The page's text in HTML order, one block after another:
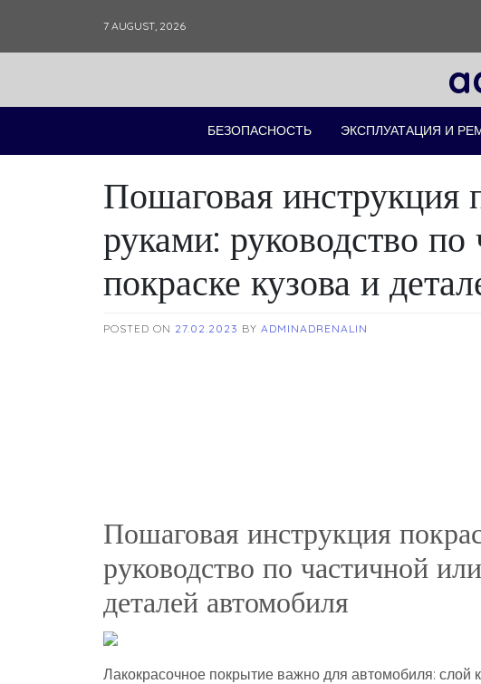
content
7 AUGUST, 2026
БЕЗОПАСНОСТЬ ЭКСПЛУАТАЦИЯ И
Пошаговая инструкция
руками: руководство
покраске кузова и
POSTED ON 27.02.2023 BY ADMINADRENALIN
Пошаговая инструкция
руководство по частичной
деталей автомобиля
Лакокрасочное покрытие важно для автомобиля: